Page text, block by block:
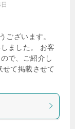
ございます。
ました。 お客
で、ご紹介し
て掲載させて